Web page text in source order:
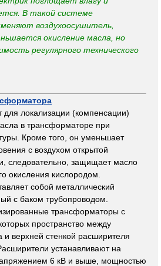
В такой системе
воздухоосушитель,
окисление масла, но
регулярного технического
для локализации (компенсации)
в трансформаторе при
Кроме того, он уменьшает
с воздухом открытой
следовательно, защищает масло
окисления кислородом.
собой металлический
с баком трубопроводом.
трансформаторы с
пространство между
и верхней стенкой расширителя
устанавливают на
6 кВ и выше, мощностью